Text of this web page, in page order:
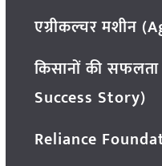
एग्रीकल्चर मशीन
किसानों की
Success Story)
Reliance